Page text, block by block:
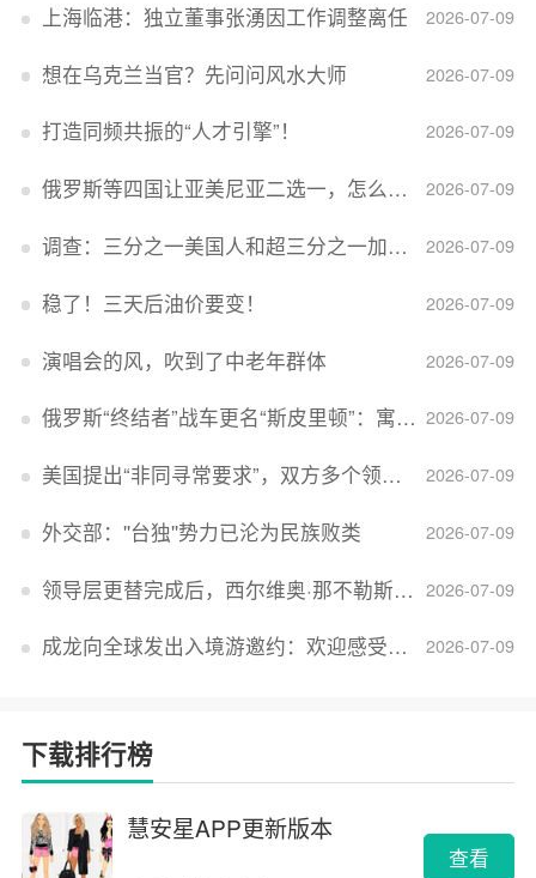
2026-07-09
上海临港：独立董事张湧因工作调整离任
2026-07-09
想在乌克兰当官？先问问风水大师
2026-07-09
打造同频共振的“人才引擎”！
2026-07-09
俄罗斯等四国让亚美尼亚二选一，怎么回事？
2026-07-09
调查：三分之一美国人和超三分之一加拿大人感到经济压力
2026-07-09
稳了！三天后油价要变！
2026-07-09
演唱会的风，吹到了中老年群体
2026-07-09
俄罗斯“终结者”战车更名“斯皮里顿”：寓意强大可靠，彰显俄精神力量
2026-07-09
美国提出“非同寻常要求”，双方多个领域分歧依旧，印美贸易谈判进入“关键阶段”
2026-07-09
外交部：''台独''势力已沦为民族败类
2026-07-09
领导层更替完成后，西尔维奥·那不勒斯出任Lucid首席执行官
2026-07-09
成龙向全球发出入境游邀约：欢迎感受无滤镜的真实中国
下载排行榜
慧安星APP更新版本
查看